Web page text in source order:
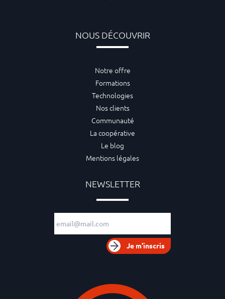
NOUS DÉCOUVRIR
Notre offre
Formations
Technologies
Nos clients
Communauté
La coopérative
Le blog
Mentions légales
NEWSLETTER
Adresse e-mail
Je m'inscris